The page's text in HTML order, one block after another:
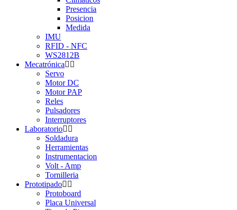
Presencia
Posicion
Medida
IMU
RFID - NFC
WS2812B
Mecatrónica
Servo
Motor DC
Motor PAP
Reles
Pulsadores
Interruptores
Laboratorio
Soldadura
Herramientas
Instrumentacion
Volt - Amp
Tornilleria
Prototipado
Protoboard
Placa Universal